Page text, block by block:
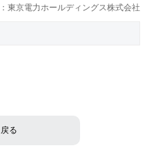
東京電力ホールディングス株式会社
る